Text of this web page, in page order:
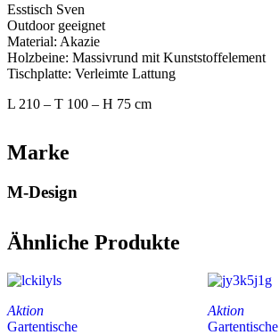
Esstisch Sven
Outdoor geeignet
Material: Akazie
Holzbeine: Massivrund mit Kunststoffelement
Tischplatte: Verleimte Lattung
L 210 – T 100 – H 75 cm
Marke
M-Design
Ähnliche Produkte
Aktion
Gartentische
Aktion
Gartentische